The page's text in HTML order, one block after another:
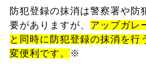
防犯登録の抹消は警察署や防
要がありますが、 アップガレ
と同時に防犯登録の抹消を行
変便利です。
※